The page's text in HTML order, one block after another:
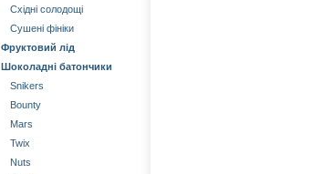
Східні солодощі
Сушені фініки
Фруктовий лід
Шоколадні батончики
Snikers
Bounty
Mars
Twix
Nuts